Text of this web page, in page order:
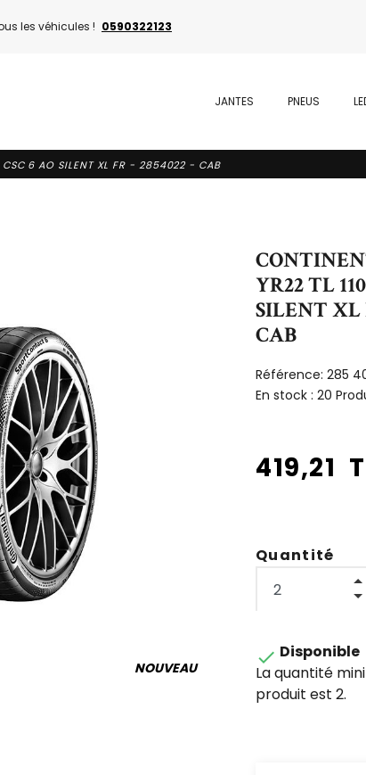
les véhicules ! 0590322123
JANTES PNEUS
6 AO SILENT XL FR - 2854022 - CAB
NOUVEAU
YR22 TL
SILENT XL
CAB
Référence: 285
En stock : 20
419,21
Quantité
 Disponible
La quantité
produit est 2.